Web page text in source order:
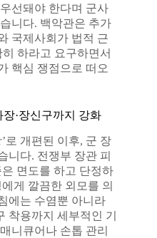
선돼야 한다며 군사
니다. 백악관은 추가
국제사회가 법적 근
하라고 요구하면서
핵심 쟁점으로 떠오
·장신구까지 강화
로 개편된 이후, 군 장
니다. 전쟁부 장관 피
면도를 하고 단정하
게 깔끔한 외모를 의
에는 수염뿐 아니라
착용까지 세부적인 기
니큐어나 손톱 관리